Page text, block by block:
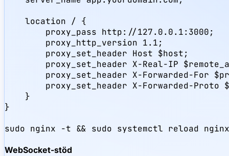
    location / {
        proxy_pass http://127.0.0.1:3000;
        proxy_http_version 1.1;
        proxy_set_header Host $host;
proxy_set_header X-Real-IP
proxy_set_header X-Forwarded-For
proxy_set_header X-Forwarded-Proto
    }
}
sudo nginx -t && sudo systemctl reload nginx
WebSocket-stöd